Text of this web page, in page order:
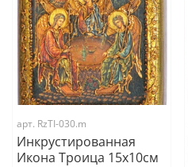
арт. RzTI-030.m
Инкрустированная
Икона Троица 15х10см